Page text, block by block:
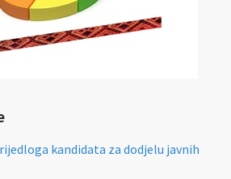
kandidata za dodjelu javnih